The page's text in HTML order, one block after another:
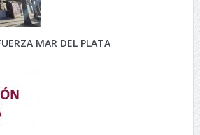
MAR DEL PLATA